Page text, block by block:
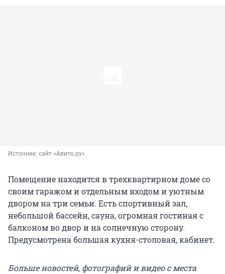
Источник: сайт «Авито.ру»
Помещение находится в трехквартирном доме со
своим гаражом и отдельным входом и уютным
двором на три семьи. Есть спортивный зал,
небольшой бассейн, сауна, огромная гостиная с
балконом во двор и на солнечную сторону.
Предусмотрена большая кухня-столовая, кабинет.
Больше новостей, фотографий и видео с места